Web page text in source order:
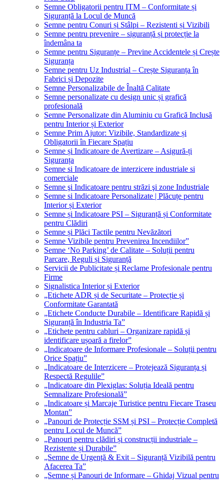
Semne Obligatorii pentru ITM – Conformitate și
Siguranță la Locul de Muncă
Semne pentru Conuri și Stâlpi – Rezistenti și Vizibili
Semne pentru prevenire – siguranță și protecție la
îndemâna ta
Semne pentru Siguranțe – Previne Accidentele și Crește
Siguranța
Semne pentru Uz Industrial – Crește Siguranța în
Fabrici și Depozite
Semne Personalizabile de Înaltă Calitate
Semne personalizate cu design unic și grafică
profesională
Semne Personalizate din Aluminiu cu Grafică Inclusă
pentru Interior și Exterior
Semne Prim Ajutor: Vizibile, Standardizate și
Obligatorii în Fiecare Spațiu
Semne și Indicatoare de Avertizare – Asigură-ți
Siguranța
Semne si Indicatoare de interzicere industriale si
comerciale
Semne şi Indicatoare pentru străzi şi zone Industriale
Semne si Indicatoare Personalizate | Plăcuțe pentru
Interior și Exterior
Semne și Indicatoare PSI – Siguranță și Conformitate
pentru Clădiri
Semne și Plăci Tactile pentru Nevăzători
Semne Vizibile pentru Prevenirea Incendiilor”
Semne ‘No Parking’ de Calitate – Soluții pentru
Parcare, Reguli și Siguranță
Servicii de Publicitate și Reclame Profesionale pentru
Firme
Signalistica Interior și Exterior
„Etichete ADR și de Securitate – Protecție și
Conformitate Garantată
„Etichete Conducte Durabile – Identificare Rapidă și
Siguranță în Industria Ta”
„Etichete pentru cabluri – Organizare rapidă și
identificare ușoară a firelor”
„Indicatoare de Informare Profesionale – Soluții pentru
Orice Spațiu”
„Indicatoare de Interzicere – Protejează Siguranța și
Respectă Regulile”
„Indicatoare din Plexiglas: Soluția Ideală pentru
Semnalizare Profesională”
„Indicatoare și Marcaje Turistice pentru Fiecare Traseu
Montan”
„Panouri de Protecție SSM și PSI – Protecție Completă
pentru Locul de Muncă”
„Panouri pentru clădiri și construcții industriale –
Rezistente și Durabile”
„Semne de Urgență & Exit – Siguranță Vizibilă pentru
Afacerea Ta”
„Semne și Panouri de Informare – Ghidaj Vizual pentru